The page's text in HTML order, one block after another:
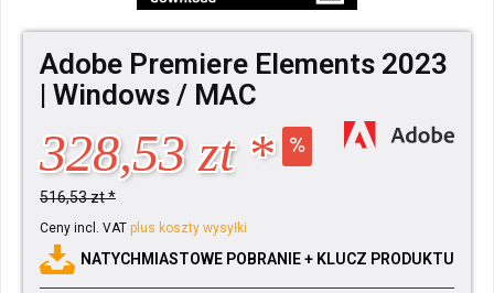
Adobe Premiere Elements 2023
| Windows / MAC
328,53 zt *
516,53 zt *
Ceny incl. VAT plus koszty wysyłki
NATYCHMIASTOWE POBRANIE + KLUCZ PRODUKTU